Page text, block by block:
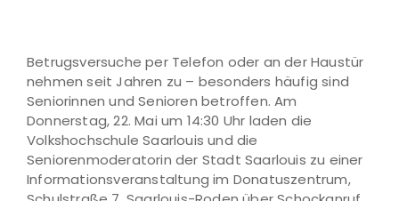
Betrugsversuche per Telefon oder an der Haustür
nehmen seit Jahren zu – besonders häufig sind
Seniorinnen und Senioren betroffen. Am
Donnerstag, 22. Mai um 14:30 Uhr laden die
Volkshochschule Saarlouis und die
Seniorenmoderatorin der Stadt Saarlouis zu einer
Informationsveranstaltung im Donatuszentrum,